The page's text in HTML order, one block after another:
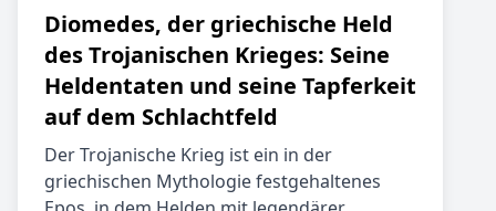
Diomedes, der griechische Held
des Trojanischen Krieges: Seine
Heldentaten und seine Tapferkeit
auf dem Schlachtfeld
Der Trojanische Krieg ist ein in der
griechischen Mythologie festgehaltenes